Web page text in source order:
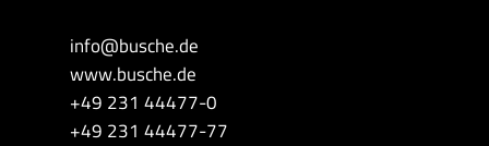
info@busche.de
www.busche.de
+49 231 44477-0
+49 231 44477-77